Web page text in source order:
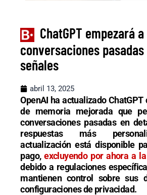
ChatGPT empezará
conversaciones
señales
abril 13, 2025
OpenAI ha actualizado ChatGPT
de memoria mejorada que
conversaciones pasadas en
respuestas más
actualización está disponible
pago,excluyendo por ahora a la
debido a regulaciones
mantienen control sobre sus
configuraciones de privacidad.